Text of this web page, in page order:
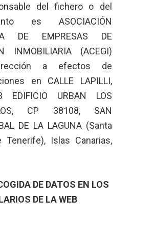
del fichero o del
es ASOCIACIÓN
DE EMPRESAS DE
INMOBILIARIA (ACEGI)
a efectos de
en CALLE LAPILLI,
EDIFICIO URBAN LOS
CP 38108, SAN
DE LA LAGUNA (Santa
Tenerife), Islas Canarias,
DE DATOS EN LOS
DE LA WEB